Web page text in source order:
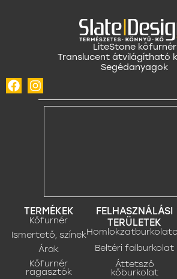
LiteStone kőfurnér
Translucent átvilágítható
Segédanyagok
TERMÉKEK
Kőfurnér
Ismertető, színek
Árak
Kőfurnér
ragasztók
FELHASZNÁLÁSI
TERÜLETEK
Beltéri falburkolat
Áttetsző
kőburkolat